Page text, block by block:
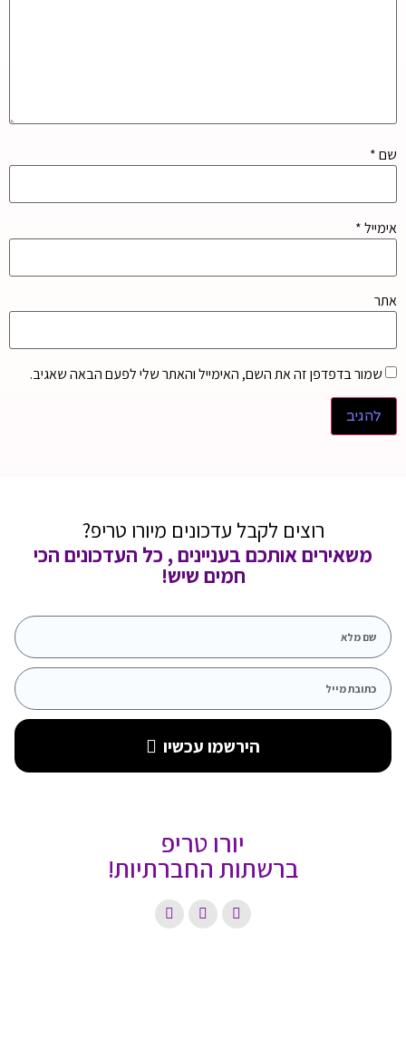
שם*
אימייל*
אתר
שמור בדפדפן זה את השם, האימייל והאתר שלי לפעם הבאה שאגיב.
רוצים לקבל עדכונים מיורו טריפ?
משאירים אותכם בעניינים , כל העדכונים הכי
חמים שיש!
הירשמו עכשיו
יורו טריפ
ברשתות החברתיות!